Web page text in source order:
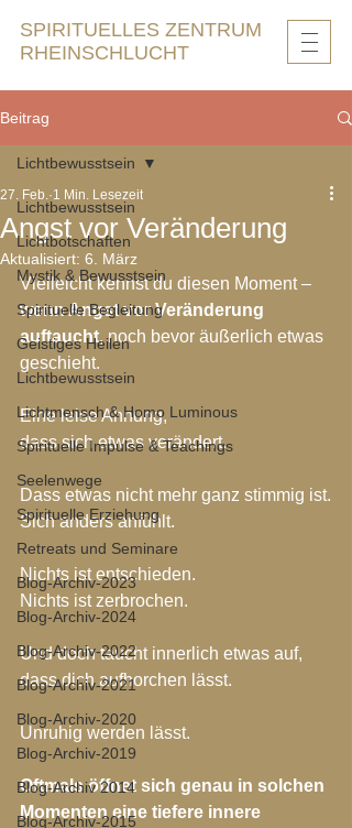
SPIRITUELLES ZENTRUM
RHEINSCHLUCHT
Beitrag
Lichtbewusstsein
Lichtbotschaften
Mystik & Bewusstsein
Spirituelle Begleitung
Geistiges Heilen
Lichtbewusstsein
Lichtmensch & Homo Luminous
Spirituelle Impulse & Teachings
Seelenwege
Spirituelle Erziehung
Retreats und Seminare
Blog-Archiv-2023
Blog-Archiv-2024
Blog-Archiv-2022
Blog-Archiv-2021
Blog-Archiv-2020
Blog-Archiv-2019
Blog-Archiv 2014
Blog-Archiv-2015
Lichtbewusstsein
Angst vor Veränderung
27. Feb. 1 Min. Lesezeit
Aktualisiert: 6. März
Vielleicht kennst du diesen Moment –
wenn Angst vor Veränderung
auftaucht, noch bevor äußerlich etwas
geschieht.
Eine leise Ahnung,
dass sich etwas verändert.
Dass etwas nicht mehr ganz stimmig ist.
Sich anders anfühlt.
Nichts ist entschieden.
Nichts ist zerbrochen.
Und doch taucht innerlich etwas auf,
dass dich aufhorchen lässt.
Unruhig werden lässt.
Oftmals öffnet sich genau in solchen
Momenten eine tiefere innere